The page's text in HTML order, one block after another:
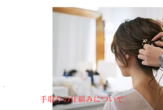
手取りの仕組みについて